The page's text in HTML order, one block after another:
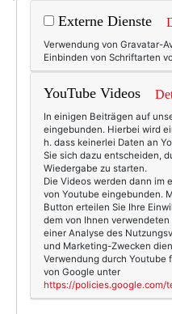
4612
Beauty & Fashion
elefant,
KOMMENTAR
Externe Dienste
Verwendung von Gravatar-
Einbinden von Schriftarten
YouTube Videos
In einigen Beiträgen auf
eingebunden. Hierbei wird
h. dass keinerlei Daten an
Sie sich dazu entscheiden,
Wiedergabe zu starten.
Die Videos werden dann im
von Youtube eingebunden.
Button erteilen Sie Ihre
dem von Ihnen
einer Analyse des
und Marketing-Zwecken
Verwendung durch Youtube
von Google unter
https://policies.google.com/